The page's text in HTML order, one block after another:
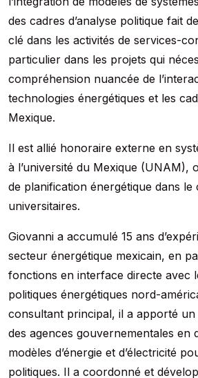
des cadres d’analyse politique fait
clé dans les activités de services-
particulier dans les projets qui
compréhension nuancée de
technologies énergétiques et les
Mexique.
Il est allié honoraire externe en
à l’université du Mexique (UNAM),
de planification énergétique dans le
universitaires.
Giovanni a accumulé 15 ans
secteur énergétique mexicain, en
fonctions en interface directe avec
politiques énergétiques nord-
consultant principal, il a apporté
des agences gouvernementales en
modèles d’énergie et d’électricité
politiques. Il a coordonné et